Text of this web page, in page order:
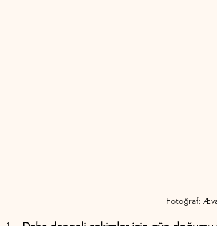
Fotoğraf: